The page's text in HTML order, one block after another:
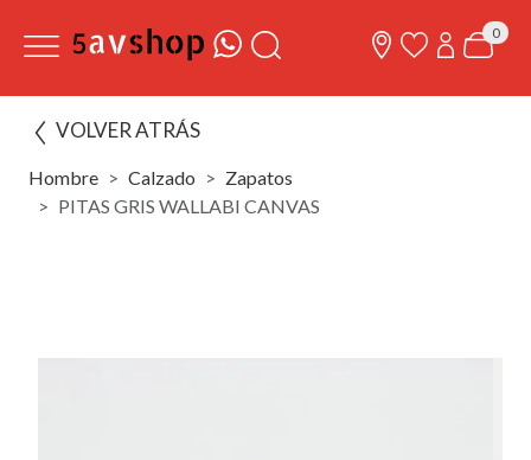
0
VOLVER ATRÁS
Hombre Calzado
Zapatos
PITAS GRIS WALLABI CANVAS